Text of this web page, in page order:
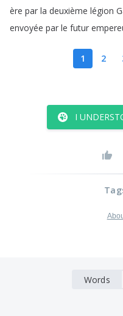
ère par la deuxième légion
envoyée par le futur
1 2
I
Words